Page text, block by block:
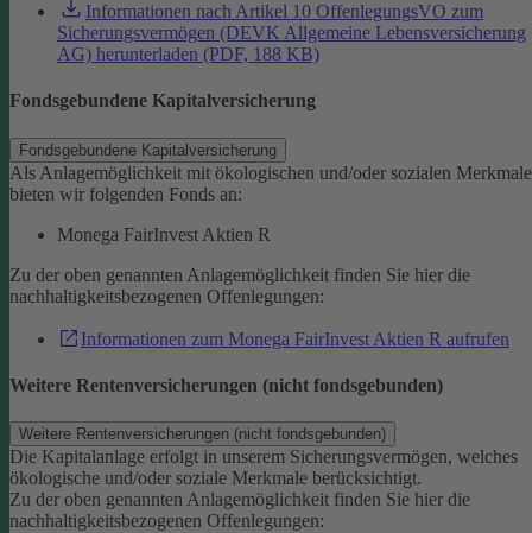
Informationen nach Artikel 10 OffenlegungsVO zum
Sicherungsvermögen (DEVK Allgemeine Lebensversicherung
AG) herunterladen (PDF, 188 KB)
Fondsgebundene Kapitalversicherung
Fondsgebundene Kapitalversicherung
Als Anlagemöglichkeit mit ökologischen und/oder sozialen
bieten wir folgenden Fonds an:
Monega FairInvest Aktien R
Zu der oben genannten Anlagemöglichkeit finden Sie hier die
nachhaltigkeitsbezogenen Offenlegungen:
Informationen zum Monega FairInvest Aktien R aufrufen
Weitere Rentenversicherungen (nicht fondsgebunden)
Weitere Rentenversicherungen (nicht fondsgebunden)
Die Kapitalanlage erfolgt in unserem Sicherungsvermögen, welches
ökologische und/oder soziale Merkmale berücksichtigt.
Zu der oben genannten Anlagemöglichkeit finden Sie hier die
nachhaltigkeitsbezogenen Offenlegungen: